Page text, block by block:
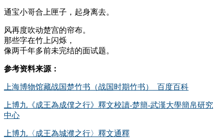
通宝小哥合上匣子，起身离去。
风再度吹动楚宫的帘布。
那些字在竹上闪烁，
像两千年多前未完结的面试题。
参考资料来源：
上海博物馆藏战国楚竹书（战国时期竹书）_百度百科
上博九《成王為成僕之行》釋文校讀-楚簡-武漢大學簡帛研究
中心
上博九〈成王為城濮之行〉釋文通釋